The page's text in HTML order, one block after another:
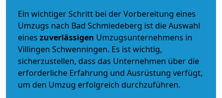
Ein wichtiger Schritt bei der Vorbereitung eines
Umzugs nach Bad Schmiedeberg ist die Auswahl
eines zuverlässigen Umzugsunternehmens in
Villingen Schwenningen. Es ist wichtig,
sicherzustellen, dass das Unternehmen über die
erforderliche Erfahrung und Ausrüstung verfügt,
um den Umzug erfolgreich durchzuführen.